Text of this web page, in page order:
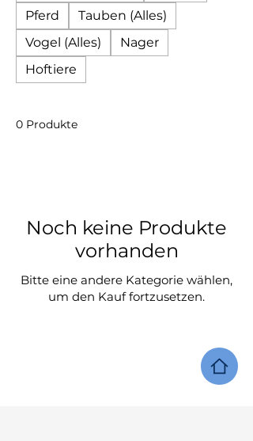
Pferd
Tauben (Alles)
Vogel (Alles)
Nager
Hoftiere
0 Produkte
Noch keine Produkte
vorhanden
Bitte eine andere Kategorie wählen,
um den Kauf fortzusetzen.